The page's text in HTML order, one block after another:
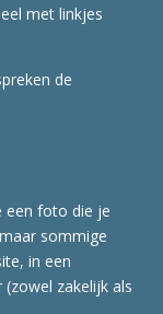
met linkjes
de
een foto die je
sommige
in een
zakelijk als